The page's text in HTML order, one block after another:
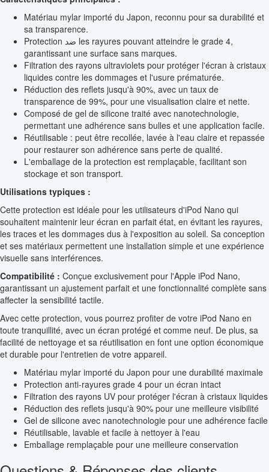
Matériau mylar importé du Japon, reconnu pour sa durabilité et
sa transparence.
Protection ضد les rayures pouvant atteindre le grade 4,
garantissant une surface sans marques.
Filtration des rayons ultraviolets pour protéger l'écran à cristaux
liquides contre les dommages et l'usure prématurée.
Réduction des reflets jusqu'à 90%, avec un taux de
transparence de 99%, pour une visualisation claire et nette.
Composé de gel de silicone traité avec nanotechnologie,
permettant une adhérence sans bulles et une application facile.
Réutilisable : peut être recollée, lavée à l'eau claire et repassée
pour restaurer son adhérence sans perte de qualité.
L'emballage de la protection est remplaçable, facilitant son
stockage et son transport.
Utilisations typiques :
Cette protection est idéale pour les utilisateurs d'iPod Nano qui
souhaitent maintenir leur écran en parfait état, en évitant les rayures,
les traces et les dommages dus à l'exposition au soleil. Sa conception
et ses matériaux permettent une installation simple et une expérience
visuelle sans interférences.
Compatibilité : Conçue exclusivement pour l'Apple iPod Nano,
garantissant un ajustement parfait et une fonctionnalité complète sans
affecter la sensibilité tactile.
Avec cette protection, vous pourrez profiter de votre iPod Nano en
toute tranquillité, avec un écran protégé et comme neuf. De plus, sa
facilité de nettoyage et sa réutilisation en font une option économique
et durable pour l'entretien de votre appareil.
Matériau mylar importé du Japon pour une durabilité maximale
Protection anti-rayures grade 4 pour un écran intact
Filtration des rayons UV pour protéger l'écran à cristaux liquides
Réduction des reflets jusqu'à 90% pour une meilleure visibilité
Gel de silicone avec nanotechnologie pour une adhérence facile
Réutilisable, lavable et facile à nettoyer à l'eau
Emballage remplaçable pour une meilleure conservation